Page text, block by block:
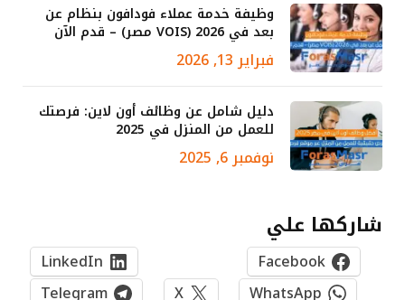
وظيفة خدمة عملاء فودافون بنظام عن
بعد في 2026 (VOIS مصر) – قدم الآن
فبراير 13, 2026
دليل شامل عن وظائف أون لاين: فرصتك
للعمل من المنزل في 2025
نوفمبر 6, 2025
شاركها علي
Facebook
LinkedIn
WhatsApp
X
Telegram